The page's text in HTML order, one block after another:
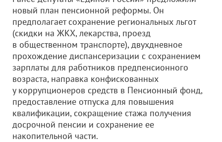
новый план пенсионной реформы. Он
предполагает сохранение региональных льгот
(скидки на ЖКХ, лекарства, проезд
в общественном транспорте), двухдневное
прохождение диспансеризации с сохранением
зарплаты для работников предпенсионного
возраста, направка конфискованных
у коррупционеров средств в Пенсионный фонд,
предоставление отпуска для повышения
квалификации, сокращение стажа получения
досрочной пенсии и сохранение ее
накопительной части.